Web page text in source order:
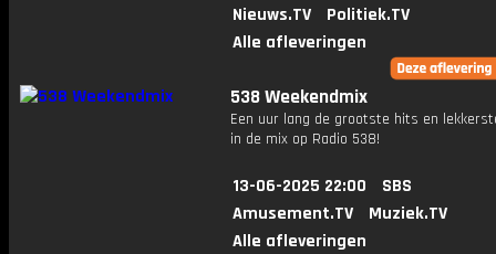
Nieuws.TV
Politiek.TV
Alle afleveringen
538 Weekendmix
Een uur lang de grootste hits en
in de mix op Radio 538!
13-06-2025 22:00
SBS
Amusement.TV
Muziek.TV
Alle afleveringen